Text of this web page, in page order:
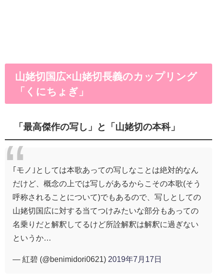
山姥切国広×山姥切長義のカップリング
「くにちょぎ」
「最高傑作の写し」と「山姥切の本科」
｢モノ｣としては本歌あっての写しなことは絶対的なん
だけど、概念の上では写しがあるからこその本歌(そう
呼称されることについて)でもあるので、写しとしての
山姥切国広に対する当てつけみたいな部分もあっての
名乗りだと解釈してるけど所詮解釈は解釈に過ぎない
というか…
— 紅碧 (@benimidori0621) 2019年7月17日